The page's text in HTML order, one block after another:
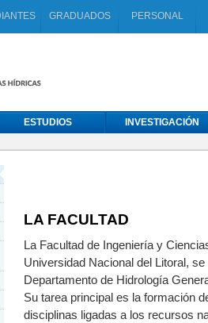
GRADUADOS PERSONAL
ESTUDIOS INVESTIGACIÓN
LA FACULTAD
La Facultad de Ingeniería y
Universidad Nacional del Litoral,
Departamento de Hidrología
Su tarea principal es la formación
disciplinas ligadas a los recursos